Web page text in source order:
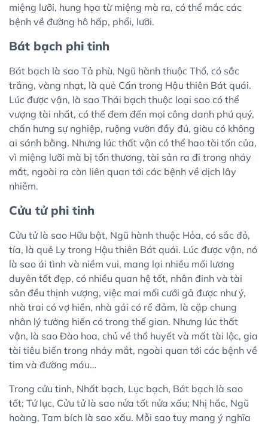
miệng lưỡi, hung họa từ miệng mà ra, có thể mắc các
bệnh về đường hô hấp, phổi, lưỡi.
Bát bạch phi tinh
Bát bạch là sao Tả phù, Ngũ hành thuộc Thổ, có sắc
trắng, vàng nhạt, là quẻ Cấn trong Hậu thiên Bát quái.
Lúc được vận, là sao Thái bạch thuộc loại sao có thể
vượng tài nhất, có thể đem đến mọi công danh phú quý,
chấn hưng sự nghiệp, ruộng vườn đầy đủ, giàu có không
ai sánh bằng. Nhưng lúc thất vận có thể hao tài tốn của,
vì miệng lưỡi mà bị tổn thương, tài sản ra đi trong nháy
mắt, ngoài ra còn liên quan tới các bệnh về dịch lây
nhiễm.
Cửu tử phi tinh
Cửu tử là sao Hữu bật, Ngũ hành thuộc Hỏa, có sắc đỏ,
tía, là quẻ Ly trong Hậu thiên Bát quái. Lúc được vận, nó
là sao ái tình và niềm vui, mang lại nhiều mối lương
duyên tốt đẹp, có nhiều quan hệ tốt, nhân đinh và tài
sản đều thịnh vượng, việc mai mối cưới gả được như ý,
nhà trai có vợ hiền, nhà gái có rể đảm, là cặp chung
nhân lý tưởng hiến có trong thế gian. Nhưng lúc thất
vận, là sao Đào hoa, chủ về thổ huyết và mất tài lộc, gia
tài tiêu biến trong nháy mắt, ngoài quan tới các bệnh về
tim và đường máu…
Trong cửu tinh, Nhất bạch, Lục bạch, Bát bạch là sao
tốt; Tứ lục, Cửu tử là sao nửa tốt nửa xấu; Nhị hắc, Ngũ
hoàng, Tam bích là sao xấu. Mỗi sao tuy mang ý nghĩa